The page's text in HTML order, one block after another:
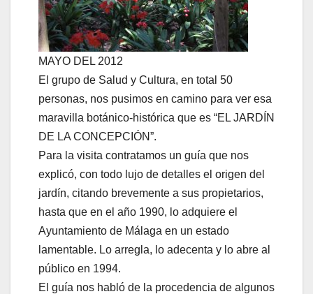
MAYO DEL 2012
El grupo de Salud y Cultura, en total 50
personas, nos pusimos en camino para ver esa
maravilla botánico-histórica que es “EL JARDÍN
DE LA CONCEPCIÓN”.
Para la visita contratamos un guía que nos
explicó, con todo lujo de detalles el origen del
jardín, citando brevemente a sus propietarios,
hasta que en el año 1990, lo adquiere el
Ayuntamiento de Málaga en un estado
lamentable. Lo arregla, lo adecenta y lo abre al
público en 1994.
El guía nos habló de la procedencia de algunos